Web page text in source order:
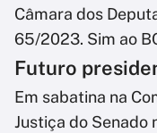
Câmara dos
65/2023. Sim ao
Futuro
Em sabatina na
Justiça do Senado